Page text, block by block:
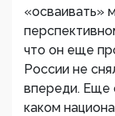
«осваивать»
что он еще
России не
впереди. Еще
каком